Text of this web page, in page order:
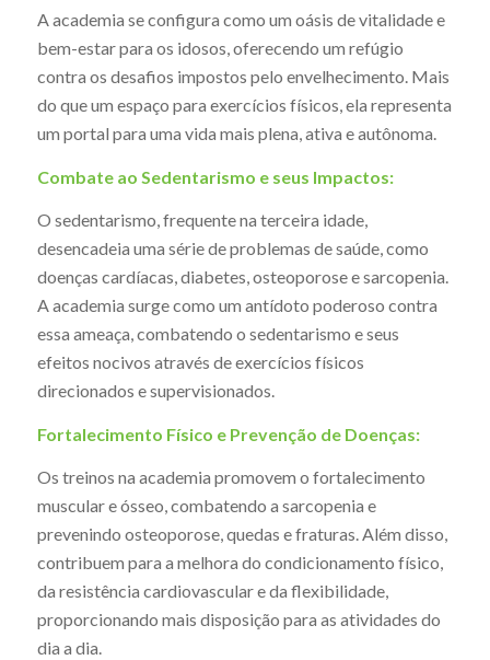
A academia se configura como um oásis de vitalidade e
bem-estar para os idosos, oferecendo um refúgio
contra os desafios impostos pelo envelhecimento. Mais
do que um espaço para exercícios físicos, ela representa
um portal para uma vida mais plena, ativa e autônoma.
Combate ao Sedentarismo e seus Impactos:
O sedentarismo, frequente na terceira idade,
desencadeia uma série de problemas de saúde, como
doenças cardíacas, diabetes, osteoporose e sarcopenia.
A academia surge como um antídoto poderoso contra
essa ameaça, combatendo o sedentarismo e seus
efeitos nocivos através de exercícios físicos
direcionados e supervisionados.
Fortalecimento Físico e Prevenção de Doenças:
Os treinos na academia promovem o fortalecimento
muscular e ósseo, combatendo a sarcopenia e
prevenindo osteoporose, quedas e fraturas. Além disso,
contribuem para a melhora do condicionamento físico,
da resistência cardiovascular e da flexibilidade,
proporcionando mais disposição para as atividades do
dia a dia.